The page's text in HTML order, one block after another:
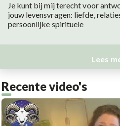
Je kunt bij mij terecht voor
jouw levensvragen: liefde,
persoonlijke spirituele
Lees
Recente video's